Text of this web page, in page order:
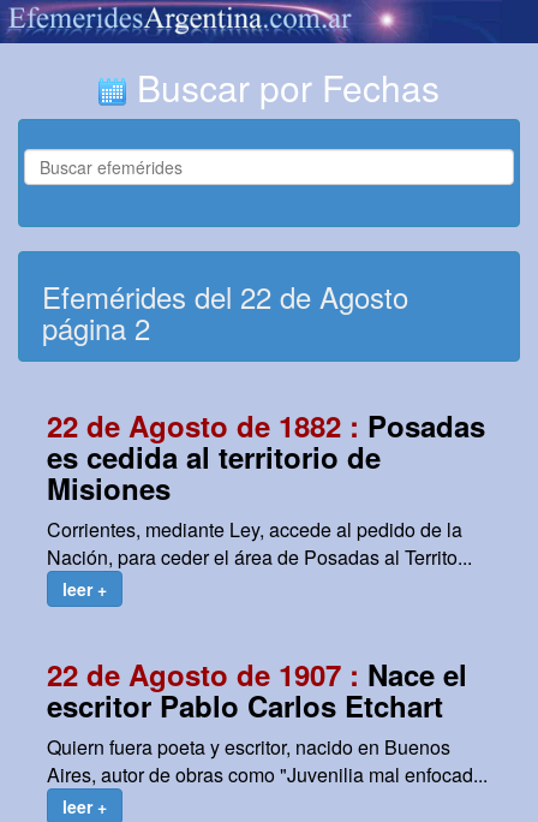
Buscar por Fechas
Efemérides del 22 de Agosto
página 2
22 de Agosto de 1882 : Posadas
es cedida al territorio de
Misiones
Corrientes, mediante Ley, accede al pedido de la
Nación, para ceder el área de Posadas al Territo...
leer +
22 de Agosto de 1907 : Nace el
escritor Pablo Carlos Etchart
Quiern fuera poeta y escritor, nacido en Buenos
Aires, autor de obras como "Juvenilia mal enfocad...
leer +